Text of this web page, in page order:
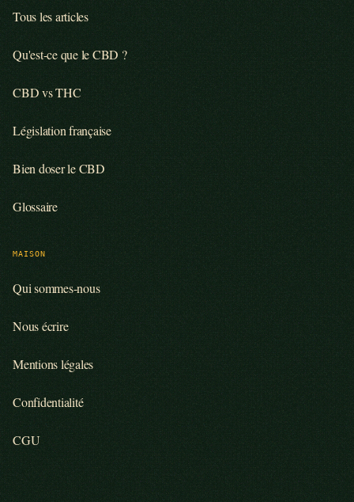
Tous les articles
Qu'est-ce que le CBD ?
CBD vs THC
Législation française
Bien doser le CBD
Glossaire
MAISON
Qui sommes-nous
Nous écrire
Mentions légales
Confidentialité
CGU